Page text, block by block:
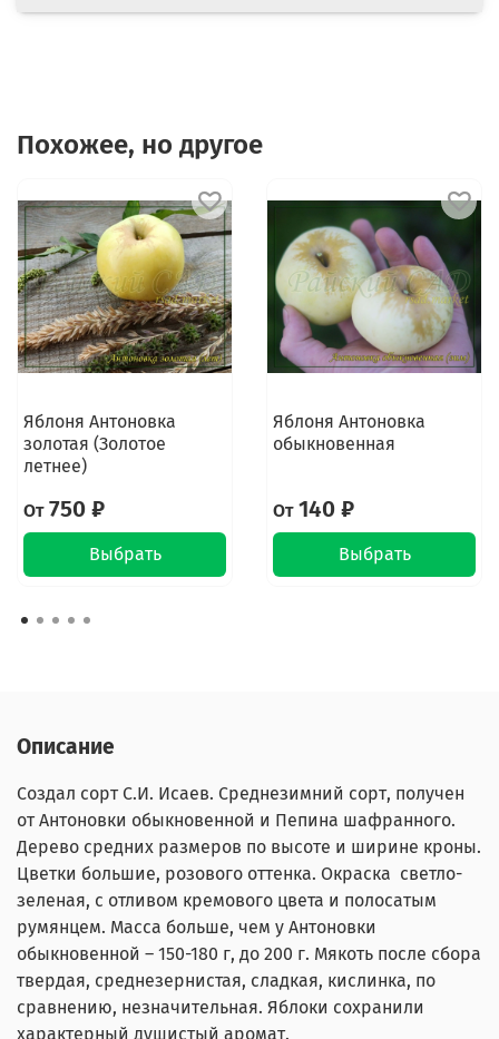
Похожее, но другое
Яблоня Антоновка
золотая (Золотое
летнее)
От750 ₽
Выбрать
Яблоня Антоновка
обыкновенная
От140 ₽
Выбрать
Описание
Создал сорт С.И. Исаев. Среднезимний сорт, получен
от Антоновки обыкновенной и Пепина шафранного.
Дерево средних размеров по высоте и ширине кроны.
Цветки большие, розового оттенка. Окраска светло-
зеленая, с отливом кремового цвета и полосатым
румянцем. Масса больше, чем у Антоновки
обыкновенной – 150-180 г, до 200 г. Мякоть после сбора
твердая, среднезернистая, сладкая, кислинка, по
сравнению, незначительная. Яблоки сохранили
характерный душистый аромат.